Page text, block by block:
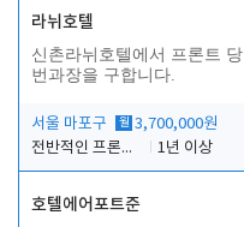
라뉘호텔
신촌라뉘호텔에서 프론트 당
번과장을 구합니다.
서울 마포구 월 3,700,000원
전반적인 프론트 당번업무
1년 이상
호텔에어포트준